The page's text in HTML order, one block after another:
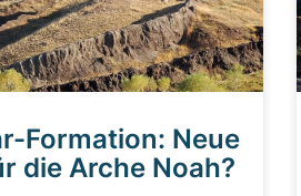
Formation: Neue
die Arche Noah?